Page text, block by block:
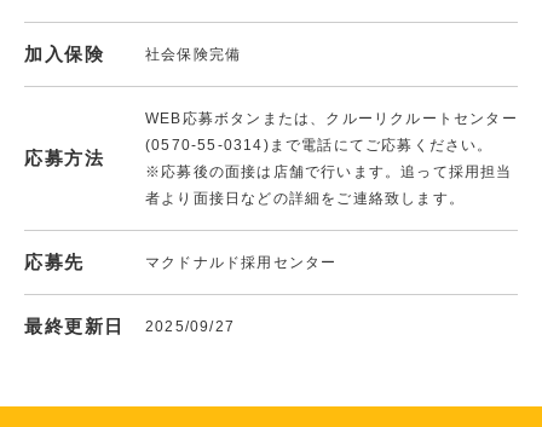
加入保険 社会保険完備
応募方法
WEB応募ボタンまたは、クルーリクルートセンター
(0570-55-0314)まで電話にてご応募ください。
※応募後の面接は店舗で行います。追って採用担当
者より面接日などの詳細をご連絡致します。
応募先 マクドナルド採用センター
最終更新日 2025/09/27